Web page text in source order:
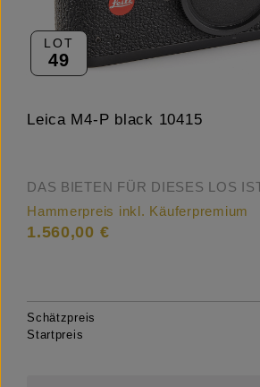
LOT
49
Leica M4-P black 10415
DAS BIETEN FÜR DIESES LOS
Hammerpreis inkl. Käuferpremium
1.560,00 €
Schätzpreis
Startpreis